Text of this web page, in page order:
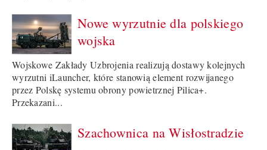
Nowe wyrzutnie dla polskiego
wojska
Wojskowe Zakłady Uzbrojenia realizują dostawy kolejnych
wyrzutni iLauncher, które stanowią element rozwijanego
przez Polskę systemu obrony powietrznej Pilica+.
Przekazani...
Szachownica na Wisłostradzie